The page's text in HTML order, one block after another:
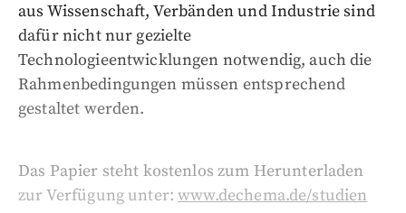
aus Wissenschaft, Verbänden und Industrie sind
dafür nicht nur gezielte
Technologieentwicklungen notwendig, auch die
Rahmenbedingungen müssen entsprechend
gestaltet werden.
Das Papier steht kostenlos zum Herunterladen
zur Verfügung unter:www.dechema.de/studien